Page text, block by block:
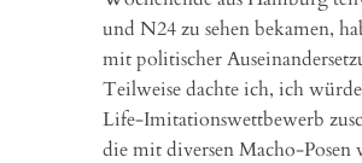
und N24 zu sehen bekamen,
mit politischer
Teilweise dachte ich, ich
Life-Imitationswettbewerb
die mit diversen Macho-Posen